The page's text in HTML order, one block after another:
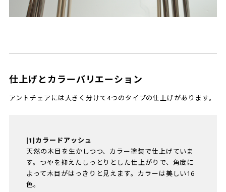
仕上げとカラーバリエーション
アントチェアには大きく分けて4つのタイプの仕上げがあります。
[1]カラードアッシュ
天然の木目を生かしつつ、カラー塗装で仕上げていま
す。つやを抑えたしっとりとした仕上がりで、角度に
よって木目がはっきりと見えます。カラーは美しい16
色。